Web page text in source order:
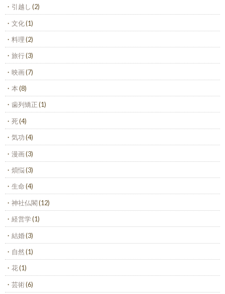
引越し (2)
文化(1)
料理(2)
旅行(3)
映画(7)
本(8)
歯列矯正(1)
死(4)
気功(4)
漫画(3)
煩悩(3)
生命(4)
神社仏閣(12)
経営学(1)
結婚(3)
自然(1)
花(1)
芸術(6)